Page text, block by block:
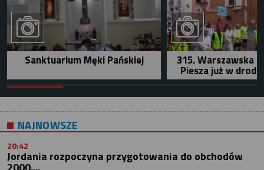
Sanktuarium Męki Pańskiej 315. Warszawska
Piesza już w
NAJNOWSZE
20:42
Jordania rozpoczyna przygotowania do obchodów